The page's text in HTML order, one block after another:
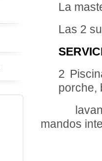
La
Las 2
2
porche,
mandos